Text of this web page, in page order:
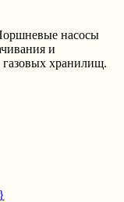
насосы
и
хранилищ.